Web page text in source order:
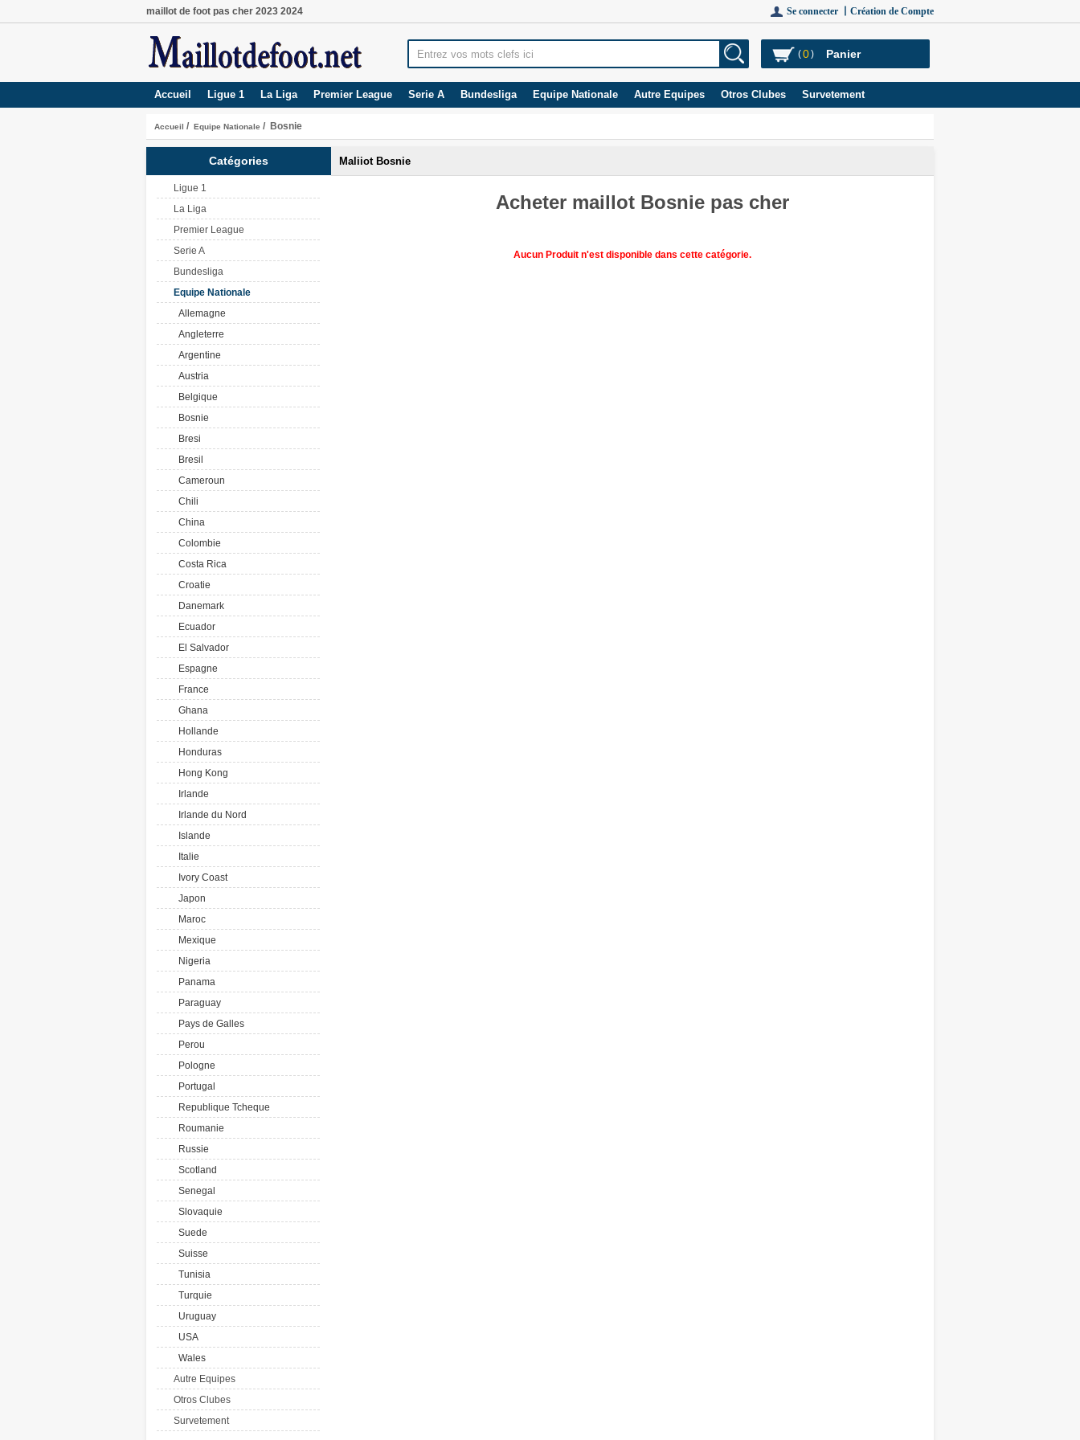
maillot de foot pas cher 2023 2024 Se connecter 丨 Création de Compte
(0) Panier
Accueil Ligue 1 La Liga Premier League Serie A Bundesliga Equipe Nationale Autre Equipes Otros Clubes Survetement
Accueil / Equipe Nationale / Bosnie
Catégories
Ligue 1
La Liga
Premier League
Serie A
Bundesliga
Equipe Nationale
Allemagne
Angleterre
Argentine
Austria
Belgique
Bosnie
Bresi
Bresil
Cameroun
Chili
China
Colombie
Costa Rica
Croatie
Danemark
Ecuador
El Salvador
Espagne
France
Ghana
Hollande
Honduras
Hong Kong
Irlande
Irlande du Nord
Islande
Italie
Ivory Coast
Japon
Maroc
Mexique
Nigeria
Panama
Paraguay
Pays de Galles
Perou
Pologne
Portugal
Republique Tcheque
Roumanie
Russie
Scotland
Senegal
Slovaquie
Suede
Suisse
Tunisia
Turquie
Uruguay
USA
Wales
Autre Equipes
Otros Clubes
Survetement
Maliiot Bosnie
Acheter maillot Bosnie pas cher
Aucun Produit n'est disponible dans cette catégorie.